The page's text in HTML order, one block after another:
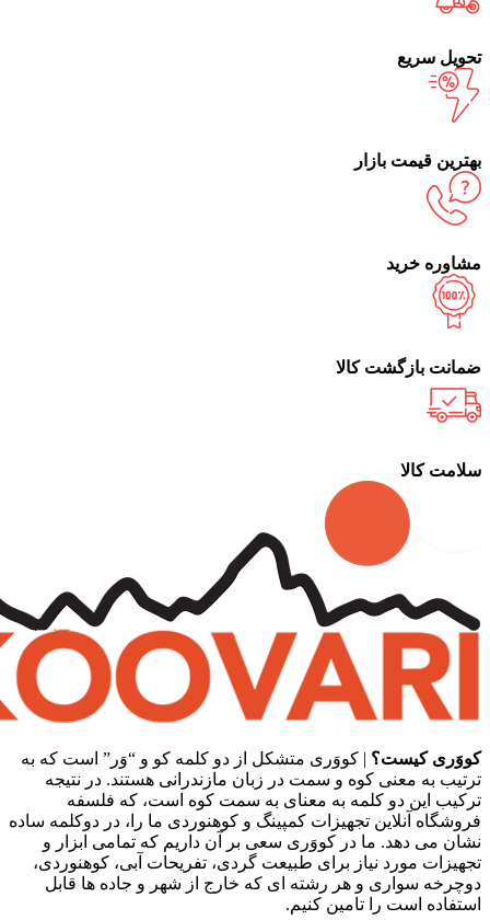
تحویل سریع
بهترین قیمت بازار
مشاوره خرید
ضمانت بازگشت کالا
سلامت کالا
کووَری کیست؟ | کووَری متشکل از دو کلمه کو و “وَر” است که به
ترتیب به معنی کوه و سمت در زبان مازندرانی هستند. در نتیجه
ترکیب این دو کلمه به معنای به سمت کوه است، که فلسفه
فروشگاه آنلاین تجهیزات کمپینگ و کوهنوردی ما را، در دوکلمه ساده
نشان می دهد. ما در کووَری سعی بر آن داریم که تمامی ابزار و
تجهیزات مورد نیاز برای طبیعت گردی، تفریحات آبی، کوهنوردی،
دوچرخه سواری و هر رشته ای که خارج از شهر و جاده ها قابل
استفاده است را تامین کنیم.